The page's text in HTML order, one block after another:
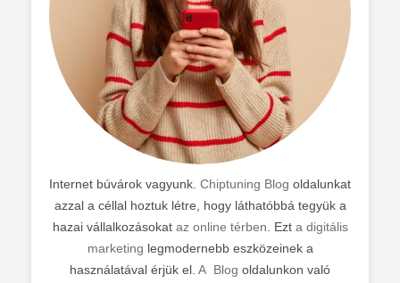
Internet búvárok vagyunk. Chiptuning Blog oldalunkat
azzal a céllal hoztuk létre, hogy láthatóbbá tegyük a
hazai vállalkozásokat az online térben . Ezt a digitális
marketing legmodernebb eszközeinek a
használatával érjük el. A Blog oldalunkon való